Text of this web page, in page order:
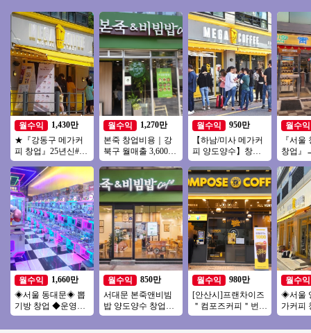
월수익
1,430만
★『강동구 메가커
피 창업』25년신#단
독# 순익 1천만이상
27년호재매장 창업
추천
월수익
1,660만
◈서울 동대문◈ 뽑
기방 창업 ◆운영쉬
운매장◆ 주부창업/
초보창업/은퇴창업/
월수익
1,270만
본죽 창업비용｜강
북구 월매출 3,600만
원, 권리금 1억 5천
양도양수
월수익
850만
서대문 본죽앤비빔
밥 양도양수 창업비
용 권리인수 프랜차
이즈 창업 절차 직장
월수익
950만
【하남/미사 메가커
피 양도양수】창업
비용 저렴/배달 없음/
초보창업/소자본창
업추천
월수익
980만
[안산시]프랜차이즈
＂컴포즈커피＂번오
토운영수익900 소자
본 / 초보 / 여성창업
월수익
『서울
창업』
핫한브
도양수
입니다
월수익
◈서울
가커피
익창업
창업/초